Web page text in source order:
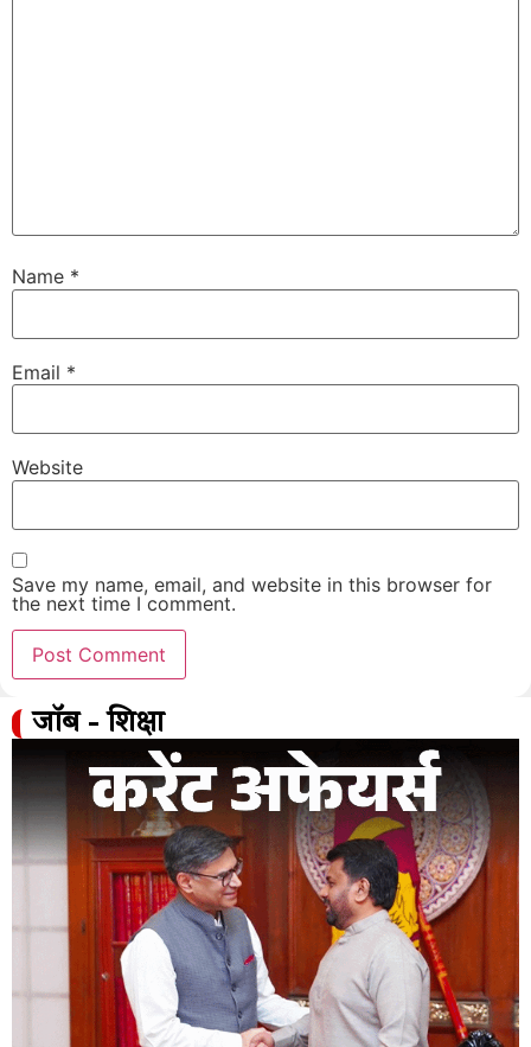
Name *
Email *
Website
Save my name, email, and website in this browser for
the next time I comment.
जॉब - शिक्षा